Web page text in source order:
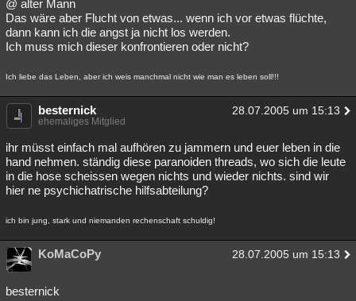
@ alter Mann
Das wäre aber Flucht von etwas... wenn ich vor etwas flüchte,
dann kann ich die angst ja nicht los werden.
Ich muss mich dieser konfrontieren oder nicht?
Ich liebe das Leben, aber ich weis manchmal nicht wie man es leben soll!!!
besternick 28.07.2005 um 15:13
ehemaliges Mitglied
ihr müsst einfach mal aufhören zu jammern und euer leben in die
hand nehmen. ständig diese paranoiden threads, wo sich die leute
in die hose scheissen wegen nichts und wieder nichts. sind wir
hier ne psychichatrische hilfsabteilung?
ich bin jung, stark und niemanden rechenschaft schuldig!
KoMaCoPy 28.07.2005 um 15:13
besternick